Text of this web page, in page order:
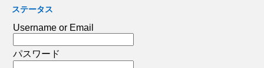
ステータス
Username or Email
パスワード